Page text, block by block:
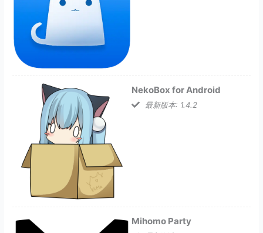
NekoBox for Android
最新版本: 1.4.2
Mihomo Party